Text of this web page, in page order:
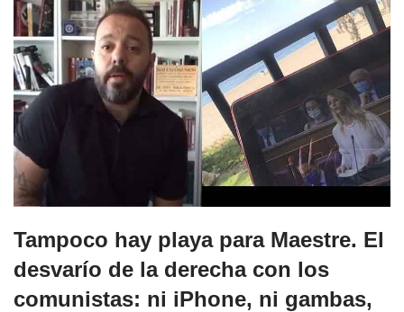
Tampoco hay playa para Maestre. El
desvarío de la derecha con los
comunistas: ni iPhone, ni gambas,